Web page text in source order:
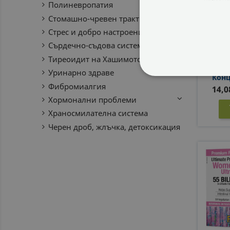
Полиневропатия
Стомашно-чревен тракт
Стрес и добро настроение
Сърдечно-съдова система
Тиреоидит на Хашимото
Уринарно здраве
Фибромиалгия
Хормонални проблеми
Храносмилателна система
Черен дроб, жлъчка, детоксикация
СТРОГО